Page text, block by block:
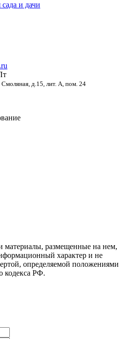
и дачи
Смоляная, д.15, лит. А, пом. 24
материалы, размещенные на нем,
характер и не
определяемой положениями
кодекса РФ.